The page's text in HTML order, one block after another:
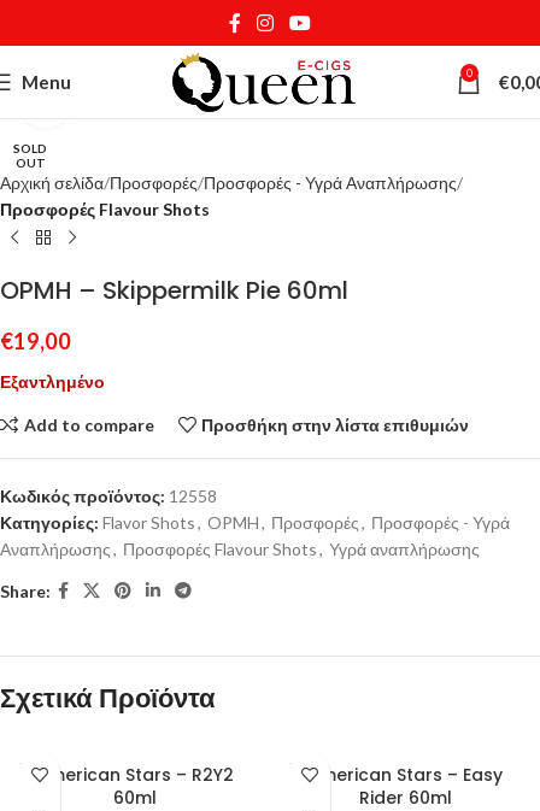
Menu 0 €
SOLD
OUT
Κάντε κλικ για μεγέθυνση
Αρχική σελίδα Προσφορές Προσφορές - Υγρά Αναπλήρωσης
Προσφορές Flavour Shots
OPMH – Skippermilk Pie 60ml
€19,00
Εξαντλημένο
Add to compare Προσθήκη στην λίστα επιθυμιών
Κωδικός προϊόντος: 12558
Κατηγορίες: Flavor Shots, OPMH, Προσφορές, Προσφορές - Υγρά
Αναπλήρωσης, Προσφορές Flavour Shots, Υγρά αναπλήρωσης
Share:
Σχετικά Προϊόντα
SOLD
OUTAmerican Stars – R2Y2
60ml
SOLD
OUTAmerican Stars – Easy
Rider 60ml